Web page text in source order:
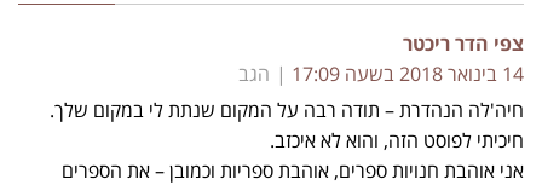
צפי הדר ריכטר
14 בינואר 2018 בשעה 17:09
הגב
חיה'לה הנהדרת – תודה רבה על המקום שנתת לי במקום שלך.
חיכיתי לפוסט הזה, והוא לא איכזב.
אני אוהבת חנויות ספרים, אוהבת ספריות וכמובן – את הספרים